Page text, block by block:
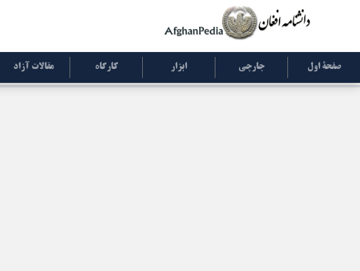
صفحۀ اول جارچی ابزار کارگاه مقالات آزاد